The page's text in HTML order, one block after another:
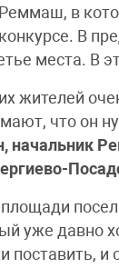
в
В
места. В
жителей
что он
начальник
уже давно
поставить,